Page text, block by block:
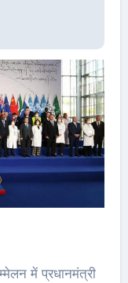
में प्रधानमंत्री